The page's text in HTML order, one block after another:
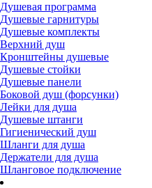
Душевая программа
Душевые гарнитуры
Душевые комплекты
Верхний душ
Кронштейны душевые
Душевые стойки
Душевые панели
Боковой душ (форсунки)
Лейки для душа
Душевые штанги
Гигиенический душ
Шланги для душа
Держатели для душа
Шланговое подключение